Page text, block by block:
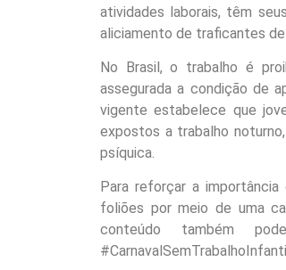
atividades laborais, têm
aliciamento de traficantes de
No Brasil, o trabalho é
assegurada a condição de
vigente estabelece que
expostos a trabalho
psíquica.
Para reforçar a
foliões por meio de uma
conteúdo também